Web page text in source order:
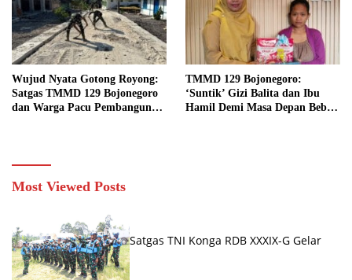
Wujud Nyata Gotong Royong:
Satgas TMMD 129 Bojonegoro
dan Warga Pacu Pembangunan
TMMD 129 Bojonegoro:
‘Suntik’ Gizi Balita dan Ibu
Hamil Demi Masa Depan Bebas
Most Viewed Posts
Satgas TNI Konga RDB XXXIX-G Gelar